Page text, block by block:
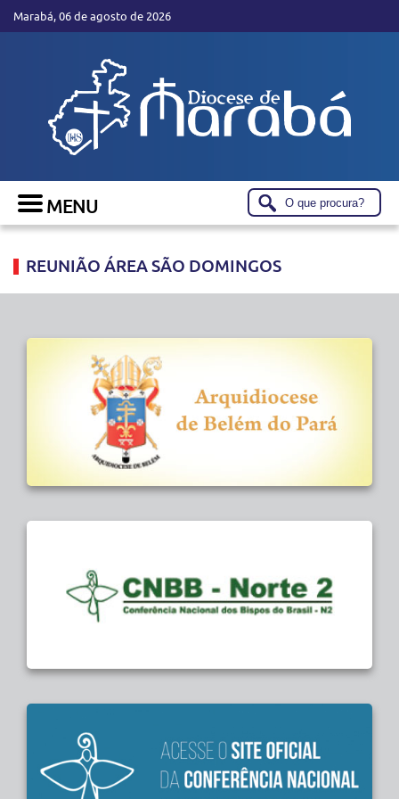
Marabá, 06 de agosto de 2026
REUNIÃO ÁREA SÃO DOMINGOS